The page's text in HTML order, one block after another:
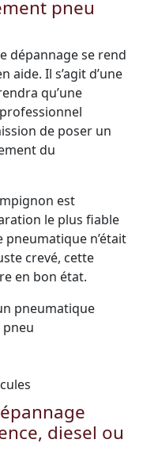
pneu
dépannage se rend
aide. Il s’agit d’une
qu’une
de poser un
du
est
le plus fiable
pneumatique n’était
crevé, cette
en bon état.
pneumatique
diesel ou